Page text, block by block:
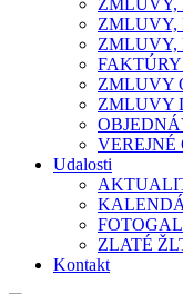
ZMLUVY,
ZMLUVY,
ZMLUVY,
ZMLUVY
ZMLUVY
VEREJNÉ
Udalosti
ZLATÉ
Kontakt